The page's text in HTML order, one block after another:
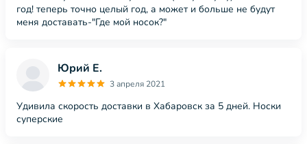
год! теперь точно целый год, а может и больше не будут
меня доставать-"Где мой носок?"
Юрий Е.
3 апреля 2021
Удивила скорость доставки в Хабаровск за 5 дней. Носки
суперские